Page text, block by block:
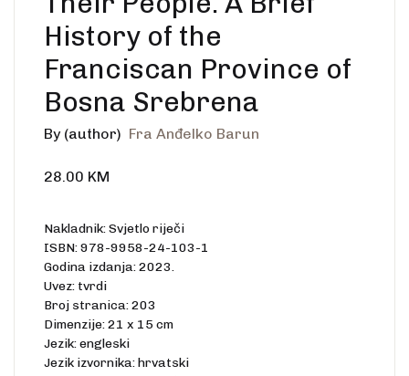
History of the
Franciscan Province of
Bosna Srebrena
By (author) Fra Anđelko Barun
28.00 KM
Nakladnik: Svjetlo riječi
ISBN: 978-9958-24-103-1
Godina izdanja: 2023.
Uvez: tvrdi
Broj stranica: 203
Dimenzije: 21 x 15 cm
Jezik: engleski
Jezik izvornika: hrvatski